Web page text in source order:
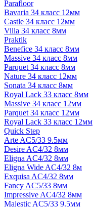
Parafloor
Bavaria 34 класс 12мм
Castle 34 класс 12мм
Villa 34 класс 8мм
Praktik
Benefice 34 класс 8мм
Massive 34 класс 8мм
Parquet 34 класс 8мм
Nature 34 класс 12мм
Sonata 34 класс 8мм
Royal Lack 33 класс 8мм
Massive 34 класс 12мм
Parquet 34 класс 12мм
Royal Lack 33 класс 12мм
Quick Step
Arte AC5/33 9.5мм
Desire AC4/32 8мм
Eligna AC4/32 8мм
Eligna Wide AC4/32 8м
Exquisa AC4/32 8мм
Fancy AC5/33 8мм
Impressive AC4/32 8мм
Majestic AC5/33 9.5мм